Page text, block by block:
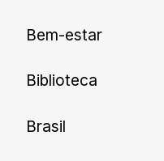
Bem-estar
Biblioteca
Brasil